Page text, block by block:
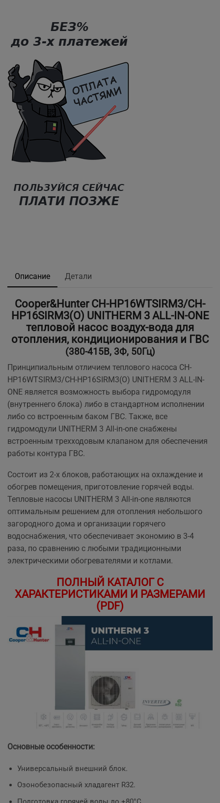
Описание Детали
Cooper&Hunter CH-HP16WTSIRM3/CH-
HP16SIRM3(O) UNITHERM 3 ALL-IN-ONE
тепловой насос воздух-вода для
отопления, кондиционирования и ГВС
(380-415В, 3Ф, 50Гц)
Принципиальным отличием теплового насоса CH-
HP16WTSIRM3/CH-HP16SIRM3(O) UNITHERM 3 ALL-IN-
ONE является возможность выбора гидромодуля
(внутреннего блока) либо в стандартном исполнении
либо со встроенным баком ГВС. Также, все
гидромодули UNITHERM 3 All-in-one снабжены
встроенным трехходовым клапаном для обеспечения
работы контура ГВС.
Состоит из 2-х блоков, работающих на охлаждение и
обогрев помещения, приготовление горячей воды.
Тепловые насосы UNITHERM 3 All-in-one являются
оптимальным решением для отопления небольшого
загородного дома и организации горячего
водоснабжения, что обеспечивает экономию в 3-4
раза, по сравнению с любыми традиционными
электрическими обогревателями и котлами.
ПОЛНЫЙ КАТАЛОГ С
ХАРАКТЕРИСТИКАМИ И РАЗМЕРАМИ
(PDF)
Основные особенности:
Универсальный внешний блок.
Озонобезопасный хладагент R32.